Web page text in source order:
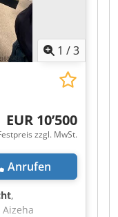
Sie vorher
de Wert
LR Nuland
1 /3
EUR 10’500
zzgl. MwSt.
Anrufen
,